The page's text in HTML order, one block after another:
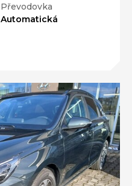
Převodovka
Automatická